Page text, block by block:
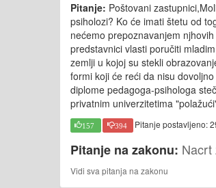
Pitanje: Poštovani
psiholozi? Ko će imati štetu od
nećemo prepoznavanjem
predstavnici vlasti poručiti
zemlji u kojoj su stekli
formi koji će reći da nisu
diplome pedagoga-psihologa
privatnim univerzitetima
157 394 Pitanje postavljeno:
Pitanje na zakonu: Nacrt
Vidi sva pitanja na zakonu